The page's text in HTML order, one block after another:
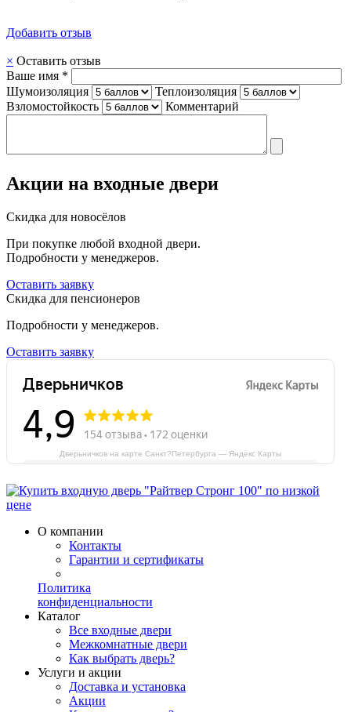
Добавить отзыв
× Оставить отзыв
Ваше имя *
Шумоизоляция
Теплоизоляция
Взломостойкость
Комментарий
Акции на входные двери
Скидка для новосёлов
При покупке любой входной двери.
Подробности у менеджеров.
Оставить заявку
Скидка для пенсионеров
Подробности у менеджеров.
Оставить заявку
Дверьничков на карте Санкт?Петербурга — Яндекс Карты
О компании
Контакты
Гарантии и сертификаты
Политика
конфиденциальности
Каталог
Все входные двери
Межкомнатные двери
Как выбрать дверь?
Услуги и акции
Доставка и установка
Акции